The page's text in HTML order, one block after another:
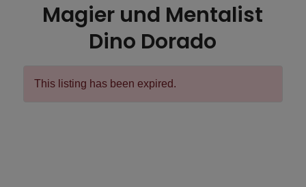
Magier und Mentalist
Dino Dorado
This listing has been expired.